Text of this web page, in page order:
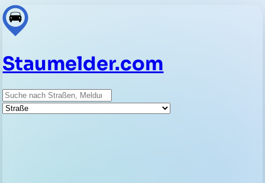
Staumelder.com
Suche
Straße